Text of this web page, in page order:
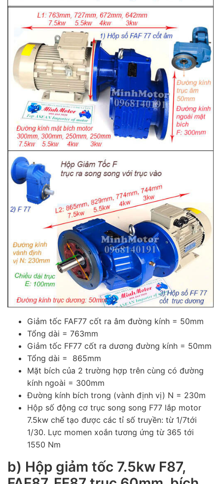
Giảm tốc FAF77 cốt ra âm đường kính = 50mm
Tổng dài = 763mm
Giảm tốc FF77 cốt ra dương đường kính = 50mm
Tổng dài = 865mm
Mặt bích của 2 trường hợp trên cùng có đường
kính ngoài = 300mm
Đường kính bích trong (vành định vị) N = 230m
Hộp số động cơ trục song song F77 lắp motor
7.5kw chế tạo được các tỉ số truyền: từ 1/7tới
1/30. Lực momen xoắn tương ứng từ 365 tới
1550 Nm
b) Hộp giảm tốc 7.5kw F87,